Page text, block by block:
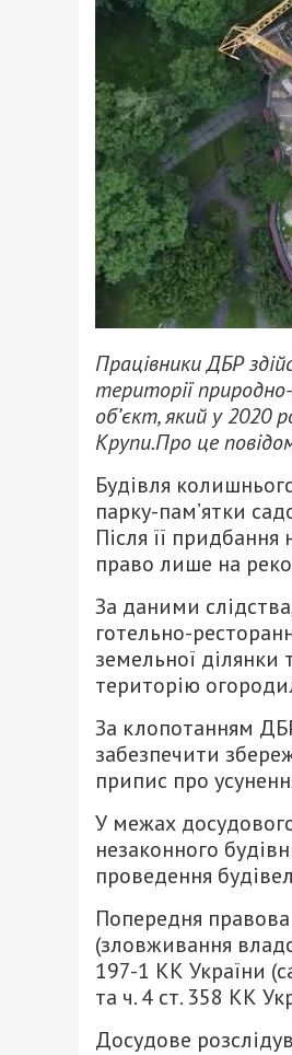
Працівники ДБР
території
об’єкт, який у 2020
Крупи.Про це
Будівля
парку-пам’ятки
Після її
право лише на
За даними
готельно-
земельної ділянки
територію
За клопотанням
забезпечити
припис про
У межах
незаконного
проведення
Попередня
(зловживання
197-1 КК України
та ч. 4 ст. 358 КК
Досудове